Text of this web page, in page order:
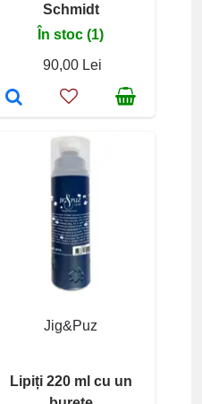
Schmidt
În stoc (1)
90,00 Lei
Jig&Puz
Lipiți 220 ml cu un